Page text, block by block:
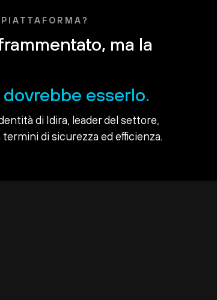
ma la
esserlo.
di Idira, leader del settore,
di sicurezza ed efficienza.